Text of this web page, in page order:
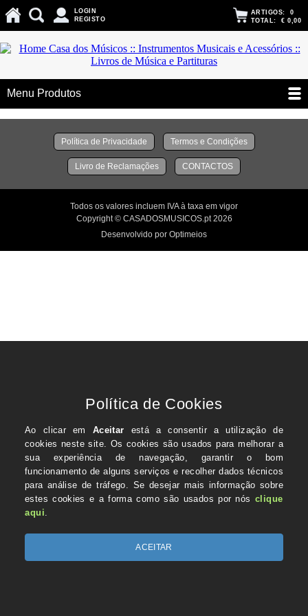
LOGIN
REGISTO
ARTIGOS: 0
TOTAL: € 0,00
Menu Produtos
Política de Privacidade Termos e Condições
Livro de Reclamações CONTACTOS
Todos os valores incluem IVA à taxa em vigor
Copyright © CASADOSMUSICOS.pt 2026
Desenvolvido por Optimeios